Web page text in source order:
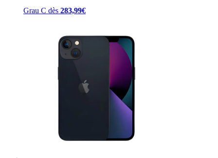
Grau C dès 283,99€